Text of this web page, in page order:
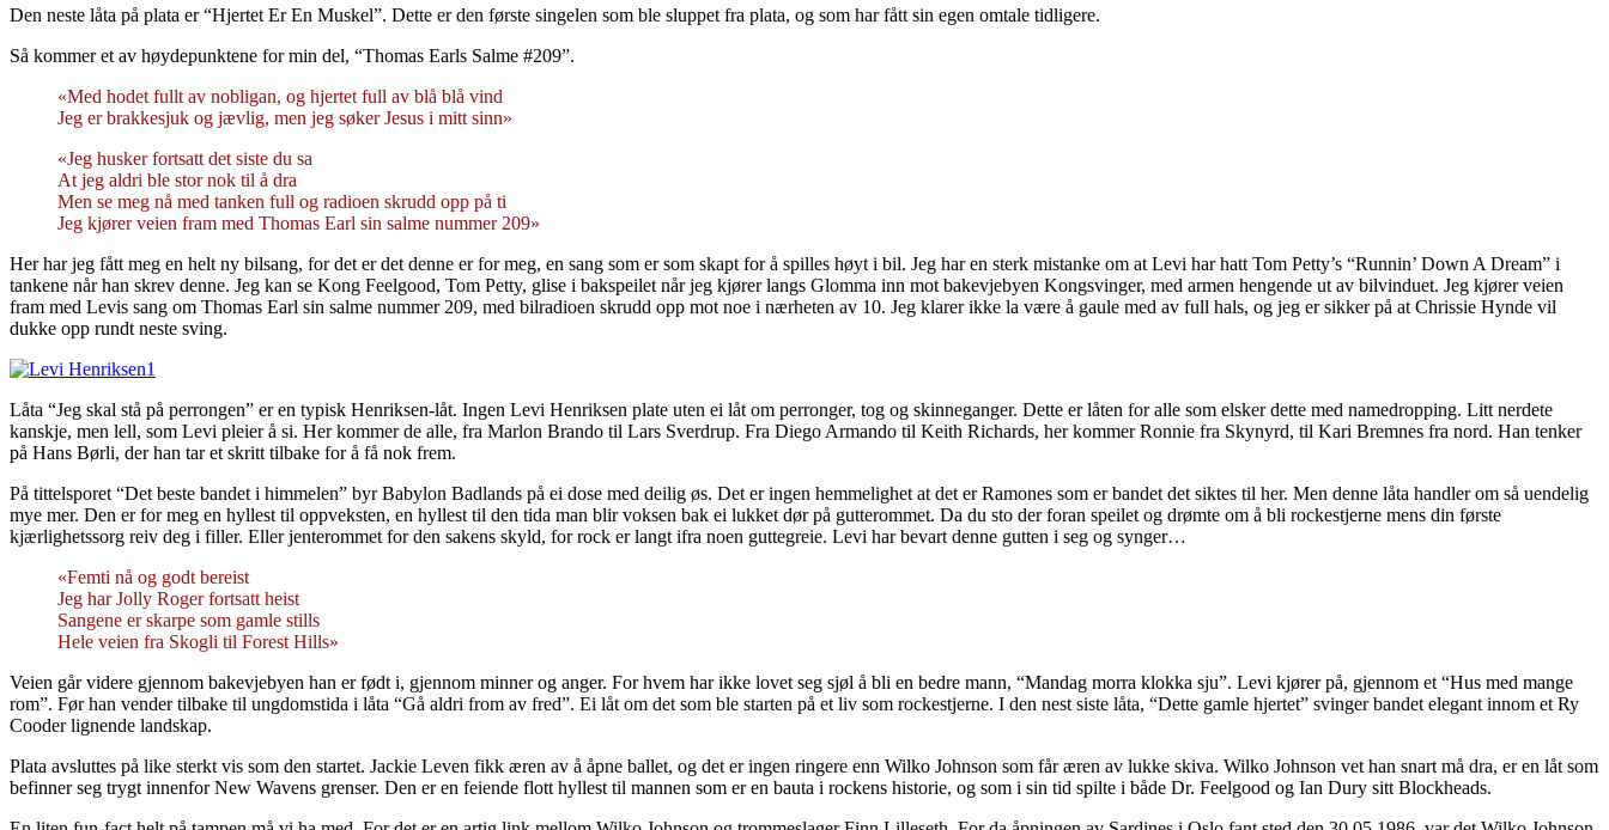
Den neste låta på plata er “Hjertet Er En Muskel”. Dette er den første singelen som ble sluppet fra plata, og som har fått sin egen omtale tidligere.
Så kommer et av høydepunktene for min del, “Thomas Earls Salme #209”.
«Med hodet fullt av nobligan, og hjertet full av blå blå vind
Jeg er brakkesjuk og jævlig, men jeg søker Jesus i mitt sinn»
«Jeg husker fortsatt det siste du sa
At jeg aldri ble stor nok til å dra
Men se meg nå med tanken full og radioen skrudd opp på ti
Jeg kjører veien fram med Thomas Earl sin salme nummer 209»
Her har jeg fått meg en helt ny bilsang, for det er det denne er for meg, en sang som er som skapt for å spilles høyt i bil. Jeg har en sterk mistanke om at Levi har hatt Tom Petty’s “Runnin’ Down A Dream” i
tankene når han skrev denne. Jeg kan se Kong Feelgood, Tom Petty, glise i bakspeilet når jeg kjører langs Glomma inn mot bakevjebyen Kongsvinger, med armen hengende ut av bilvinduet. Jeg kjører veien
fram med Levis sang om Thomas Earl sin salme nummer 209, med bilradioen skrudd opp mot noe i nærheten av 10. Jeg klarer ikke la være å gaule med av full hals, og jeg er sikker på at Chrissie Hynde vil
dukke opp rundt neste sving.
Låta “Jeg skal stå på perrongen” er en typisk Henriksen-låt. Ingen Levi Henriksen plate uten ei låt om perronger, tog og skinneganger. Dette er låten for alle som elsker dette med namedropping. Litt nerdete
kanskje, men lell, som Levi pleier å si. Her kommer de alle, fra Marlon Brando til Lars Sverdrup. Fra Diego Armando til Keith Richards, her kommer Ronnie fra Skynyrd, til Kari Bremnes fra nord. Han tenker
på Hans Børli, der han tar et skritt tilbake for å få nok frem.
På tittelsporet “Det beste bandet i himmelen” byr Babylon Badlands på ei dose med deilig øs. Det er ingen hemmelighet at det er Ramones som er bandet det siktes til her. Men denne låta handler om så uendelig
mye mer. Den er for meg en hyllest til oppveksten, en hyllest til den tida man blir voksen bak ei lukket dør på gutterommet. Da du sto der foran speilet og drømte om å bli rockestjerne mens din første
kjærlighetssorg reiv deg i filler. Eller jenterommet for den sakens skyld, for rock er langt ifra noen guttegreie. Levi har bevart denne gutten i seg og synger…
«Femti nå og godt bereist
Jeg har Jolly Roger fortsatt heist
Sangene er skarpe som gamle stills
Hele veien fra Skogli til Forest Hills»
Veien går videre gjennom bakevjebyen han er født i, gjennom minner og anger. For hvem har ikke lovet seg sjøl å bli en bedre mann, “Mandag morra klokka sju”. Levi kjører på, gjennom et “Hus med mange
rom”. Før han vender tilbake til ungdomstida i låta “Gå aldri from av fred”. Ei låt om det som ble starten på et liv som rockestjerne. I den nest siste låta, “Dette gamle hjertet” svinger bandet elegant innom et Ry
Cooder lignende landskap.
Plata avsluttes på like sterkt vis som den startet. Jackie Leven fikk æren av å åpne ballet, og det er ingen ringere enn Wilko Johnson som får æren av lukke skiva. Wilko Johnson vet han snart må dra, er en låt som
befinner seg trygt innenfor New Wavens grenser. Den er en feiende flott hyllest til mannen som er en bauta i rockens historie, og som i sin tid spilte i både Dr. Feelgood og Ian Dury sitt Blockheads.